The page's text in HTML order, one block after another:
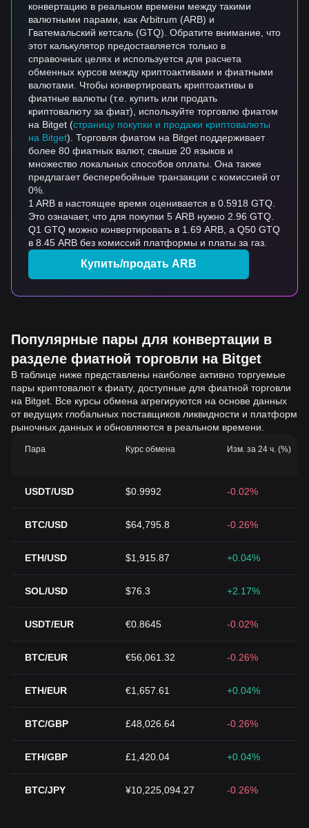
конвертацию в реальном времени между такими
валютными парами, как Arbitrum (ARB) и
Гватемальский кетсаль (GTQ). Обратите внимание, что
этот калькулятор предоставляется только в
справочных целях и используется для расчета
обменных курсов между криптоактивами и фиатными
валютами. Чтобы конвертировать криптоактивы в
фиатные валюты (т.е. купить или продать
криптовалюту за фиат), используйте торговлю фиатом
на Bitget (страницу покупки и продажи криптовалюты
на Bitget). Торговля фиатом на Bitget поддерживает
более 80 фиатных валют, свыше 20 языков и
множество локальных способов оплаты. Она также
предлагает бесперебойные транзакции с комиссией от
0%.
1 ARB в настоящее время оценивается в 0.5918 GTQ.
Это означает, что для покупки 5 ARB нужно 2.96 GTQ.
Q1 GTQ можно конвертировать в 1.69 ARB, а Q50 GTQ
в 8.45 ARB без комиссий платформы и платы за газ.
Купить/продать ARB
Популярные пары для конвертации в
разделе фиатной торговли на Bitget
В таблице ниже представлены наиболее активно торгуемые
пары криптовалют к фиату, доступные для фиатной торговли
на Bitget. Все курсы обмена агрегируются на основе данных
от ведущих глобальных поставщиков ликвидности и платформ
рыночных данных и обновляются в реальном времени.
Пара Курс обмена Изм. за 24 ч. (%)
USDT/USD $0.9992 -0.02%
BTC/USD $64,795.8 -0.26%
ETH/USD $1,915.87 +0.04%
SOL/USD $76.3 +2.17%
USDT/EUR €0.8645 -0.02%
BTC/EUR €56,061.32 -0.26%
ETH/EUR €1,657.61 +0.04%
BTC/GBP £48,026.64 -0.26%
ETH/GBP £1,420.04 +0.04%
BTC/JPY ¥10,225,094.27 -0.26%